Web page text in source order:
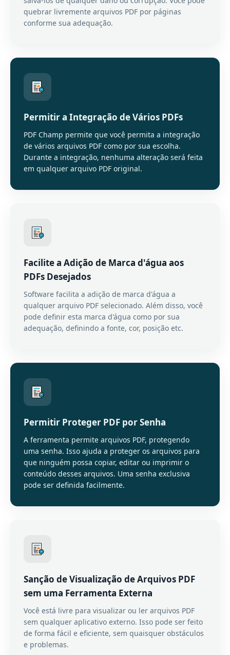
quebrar livremente arquivos PDF por páginas
conforme sua adequação.
Permitir a Integração de Vários PDFs
PDF Champ permite que você permita a integração
de vários arquivos PDF como por sua escolha.
Durante a integração, nenhuma alteração será feita
em qualquer arquivo PDF original.
Facilite a Adição de Marca d'água aos
PDFs Desejados
Software facilita a adição de marca d'água a
qualquer arquivo PDF selecionado. Além disso, você
pode definir esta marca d'água como por sua
adequação, definindo a fonte, cor, posição etc.
Permitir Proteger PDF por Senha
A ferramenta permite arquivos PDF, protegendo
uma senha. Isso ajuda a proteger os arquivos para
que ninguém possa copiar, editar ou imprimir o
conteúdo desses arquivos. Uma senha exclusiva
pode ser definida facilmente.
Sanção de Visualização de Arquivos PDF
sem uma Ferramenta Externa
Você está livre para visualizar ou ler arquivos PDF
sem qualquer aplicativo externo. Isso pode ser feito
de forma fácil e eficiente, sem quaisquer obstáculos
e problemas.